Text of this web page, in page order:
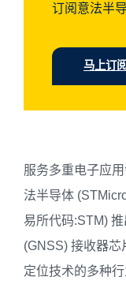
订阅意法半
马上订阅
服务多重电子应
法半导体
易所代码:STM)
(GNSS) 接收器
定位技术的多种